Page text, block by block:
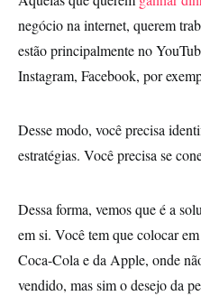
negócio na internet, querem
estão principalmente no
Instagram, Facebook, por
Desse modo, você precisa
estratégias. Você precisa se
Dessa forma, vemos que é a
em si. Você tem que colocar
Coca-Cola e da Apple, onde
vendido, mas sim o desejo da